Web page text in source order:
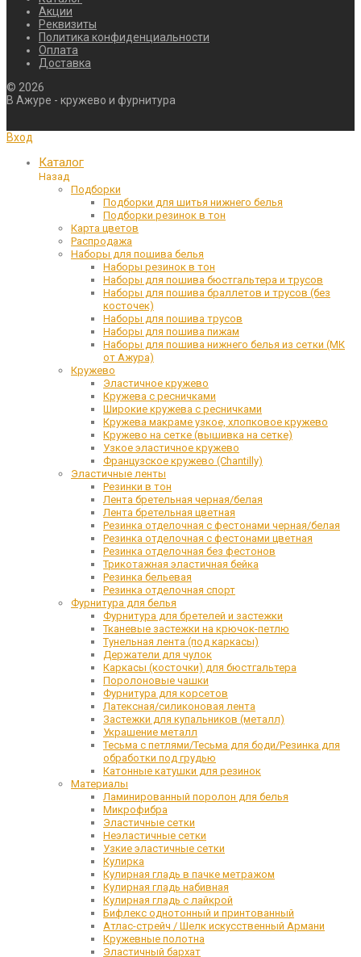
Акции
Реквизиты
Политика конфиденциальности
Оплата
Доставка
© 2026
В Ажуре - кружево и фурнитура
Вход
Каталог
Назад
Подборки
Подборки для шитья нижнего белья
Подборки резинок в тон
Карта цветов
Распродажа
Наборы для пошива белья
Наборы резинок в тон
Наборы для пошива бюстгальтера и трусов
Наборы для пошива браллетов и трусов (без
косточек)
Наборы для пошива трусов
Наборы для пошива пижам
Наборы для пошива нижнего белья из сетки (МК
от Ажура)
Кружево
Эластичное кружево
Кружева с ресничками
Широкие кружева с ресничками
Кружева макраме узкое, хлопковое кружево
Кружево на сетке (вышивка на сетке)
Узкое эластичное кружево
Французское кружево (Chantilly)
Эластичные ленты
Резинки в тон
Лента бретельная черная/белая
Лента бретельная цветная
Резинка отделочная с фестонами черная/белая
Резинка отделочная с фестонами цветная
Резинка отделочная без фестонов
Трикотажная эластичная бейка
Резинка бельевая
Резинка отделочная спорт
Фурнитура для белья
Фурнитура для бретелей и застежки
Тканевые застежки на крючок-петлю
Тунельная лента (под каркасы)
Держатели для чулок
Каркасы (косточки) для бюстгальтера
Поролоновые чашки
Фурнитура для корсетов
Латексная/силиконовая лента
Застежки для купальников (металл)
Украшение металл
Тесьма с петлями/Тесьма для боди/Резинка для
обработки под грудью
Катонные катушки для резинок
Материалы
Ламинированный поролон для белья
Микрофибра
Эластичные сетки
Неэластичные сетки
Узкие эластичные сетки
Кулирка
Кулирная гладь в пачке метражом
Кулирная гладь набивная
Кулирная гладь с лайкрой
Бифлекс однотонный и принтованный
Атлас-стрейч / Шелк искусственный Армани
Кружевные полотна
Эластичный бархат